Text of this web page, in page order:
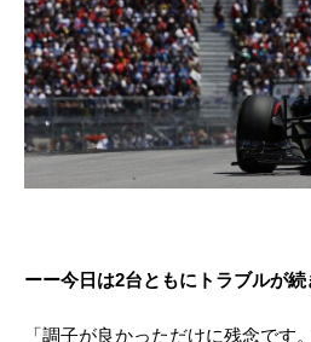
ーー今日は2台ともにトラブルが続
「調子が良かっただけに残念です